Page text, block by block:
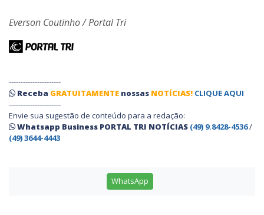
Everson Coutinho / Portal Tri
----------------------
Receba GRATUITAMENTE nossas NOTÍCIAS! CLIQUE AQUI
----------------------
Envie sua sugestão de conteúdo para a redação:
Whatsapp Business PORTAL TRI NOTÍCIAS (49) 9.8428-4536/
(49) 3644-4443
WhatsApp